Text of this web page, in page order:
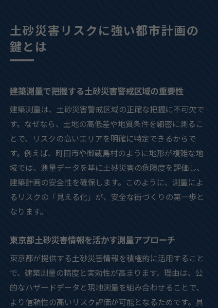
土砂災害リスクに強い都市計画の
鍵とは
建築測量で把握する土砂災害警戒区域の重要性
建築測量は、土砂災害警戒区域の正確な把握に不可欠で
す。なぜなら、土地の高低差や地質条件を細密に測るこ
とで、リスクの高いエリアを明確に特定できるからで
す。例えば、町田市や御蔵島村のように地形が複雑な地
域では、測量データを基に土砂災害の危険度を評価し、
建築計画の安全性を確保します。このように、測量によ
るリスクの「見える化」が、安全な街づくりの第一歩と
なります。
東京都土砂災害情報を活かす測量アプローチ
東京都が提供する土砂災害情報を積極的に活用すること
で、建築測量の精度と実効性が高まります。理由は、公
的なハザードデータと現地測量を組み合わせることで、
より信頼性の高いリスク評価が可能となるためです。具